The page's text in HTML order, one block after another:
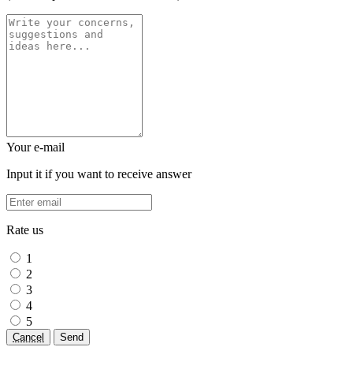
Your e-mail
Input it if you want to receive answer
Rate us
1
2
3
4
5
Cancel Send